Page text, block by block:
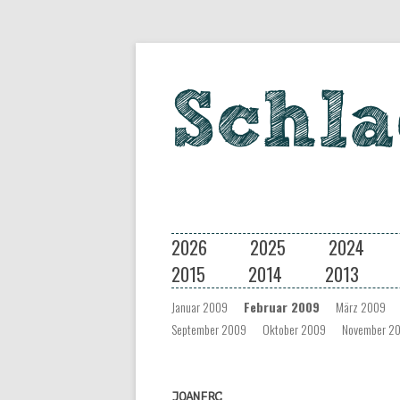
Schlagseite
2026 2025 2024
2015
2014 2013
Januar 2009 Februar 2009 März 2009
September 2009
Oktober 2009 November
JOANFRC